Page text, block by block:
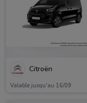
Citroën
Valable jusqu'au 16/09